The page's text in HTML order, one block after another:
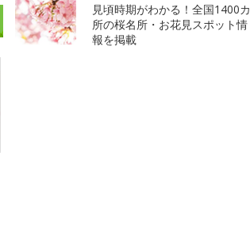
見頃時期がわかる！全国1400カ
所の桜名所・お花見スポット情
報を掲載